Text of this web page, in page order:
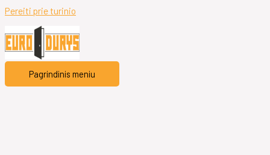
Pereiti prie turinio
Pagrindinis meniu